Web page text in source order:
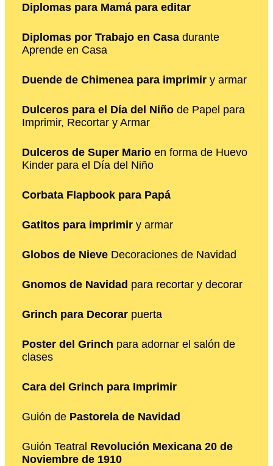
Diplomas para Mamá para editar
Diplomas por Trabajo en Casa durante
Aprende en Casa
Duende de Chimenea para imprimir y armar
Dulceros para el Día del Niño de Papel para
Imprimir, Recortar y Armar
Dulceros de Super Mario en forma de Huevo
Kinder para el Día del Niño
Corbata Flapbook para Papá
Gatitos para imprimir y armar
Globos de Nieve Decoraciones de Navidad
Gnomos de Navidad para recortar y decorar
Grinch para Decorar puerta
Poster del Grinch para adornar el salón de
clases
Cara del Grinch para Imprimir
Guión de Pastorela de Navidad
Guión Teatral Revolución Mexicana 20 de
Noviembre de 1910